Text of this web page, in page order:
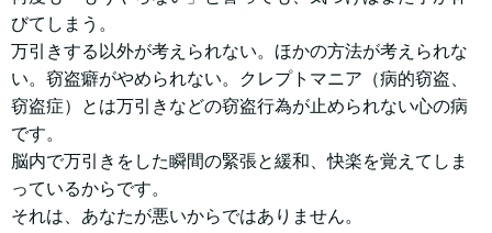
びてしまう。
万引きする以外が考えられない。ほかの方法が考えられな
い。窃盗癖がやめられない。クレプトマニア（病的窃盗、
窃盗症）とは万引きなどの窃盗行為が止められない心の病
です。
脳内で万引きをした瞬間の緊張と緩和、快楽を覚えてしま
っているからです。
それは、あなたが悪いからではありません。